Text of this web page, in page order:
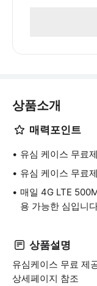
상품소개
매력포인트
유심 케이스 무료
유심 케이스 무료
매일 4G LTE
용 가능한 심입니
상품설명
유심케이스 무료 제
상세페이지 참조